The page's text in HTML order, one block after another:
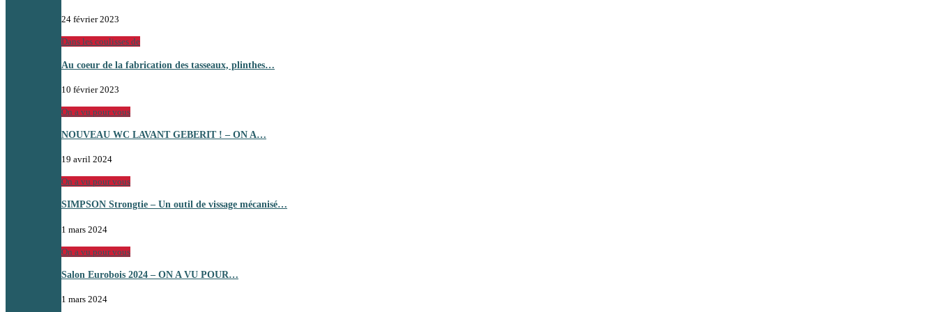
24 février 2023
Dans les coulisses de
Au coeur de la fabrication des tasseaux, plinthes…
10 février 2023
On a vu pour vous
NOUVEAU WC LAVANT GEBERIT ! – ON A…
19 avril 2024
On a vu pour vous
SIMPSON Strongtie – Un outil de vissage mécanisé…
1 mars 2024
On a vu pour vous
Salon Eurobois 2024 – ON A VU POUR…
1 mars 2024